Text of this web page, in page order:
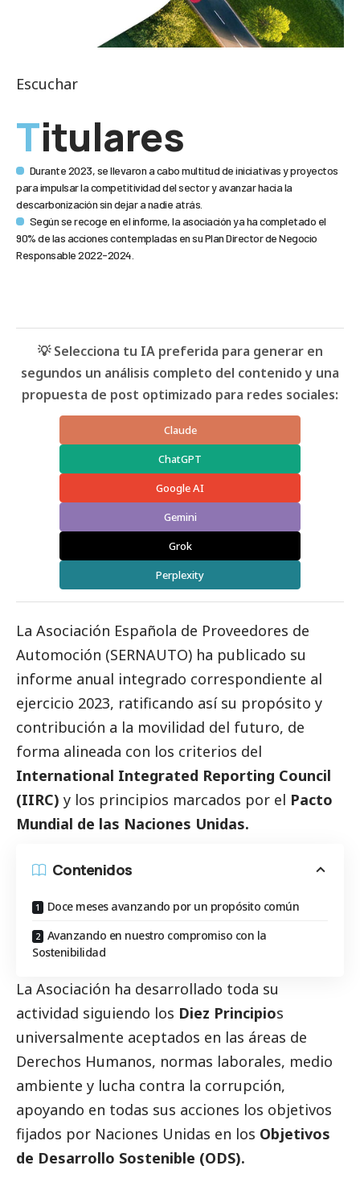
Escuchar
Titulares
Durante 2023, se llevaron a cabo multitud de iniciativas y proyectos
para impulsar la competitividad del sector y avanzar hacia la
descarbonización sin dejar a nadie atrás.
Según se recoge en el informe, la asociación ya ha completado el
90% de las acciones contempladas en su Plan Director de Negocio
Responsable 2022-2024.
💡 Selecciona tu IA preferida para generar en
segundos un análisis completo del contenido y una
propuesta de post optimizado para redes sociales:
Claude
ChatGPT
Google AI
Gemini
Grok
Perplexity
La Asociación Española de Proveedores de
Automoción (SERNAUTO) ha publicado su
informe anual integrado correspondiente al
ejercicio 2023, ratificando así su propósito y
contribución a la movilidad del futuro, de
forma alineada con los criterios del
International Integrated Reporting Council
(IIRC) y los principios marcados por el Pacto
Mundial de las Naciones Unidas.
Contenidos
Doce meses avanzando por un propósito común
Avanzando en nuestro compromiso con la
Sostenibilidad
La Asociación ha desarrollado toda su
actividad siguiendo los Diez Principios
universalmente aceptados en las áreas de
Derechos Humanos, normas laborales, medio
ambiente y lucha contra la corrupción,
apoyando en todas sus acciones los objetivos
fijados por Naciones Unidas en los Objetivos
de Desarrollo Sostenible (ODS).